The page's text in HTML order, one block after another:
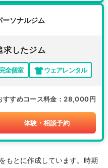
ーソナルジム
求したジム
全個室 ウェアレンタル
すすめコース料金 28,000円
体験・相談予約
もとに作成しています。時期